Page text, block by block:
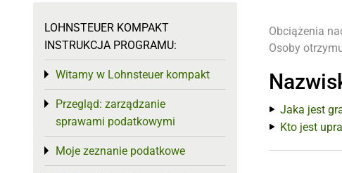
Obciążenia
Osoby
Jaka jest
Kto jest
LOHNSTEUER KOMPAKT
INSTRUKCJA PROGRAMU:
Witamy w Lohnsteuer kompakt
Toggle menu
Przegląd: zarządzanie
sprawami podatkowymi
Toggle menu
Moje zeznanie podatkowe
Toggle menu